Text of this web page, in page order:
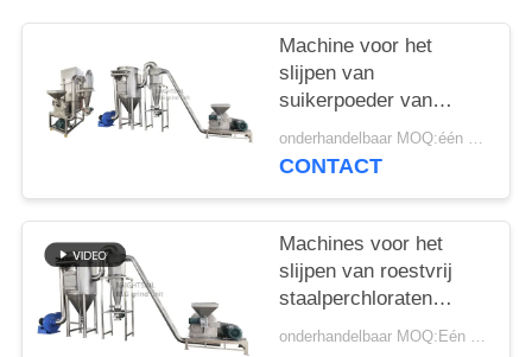
Machine voor het
slijpen van
suikerpoeder van
roestvrij staal
onderhandelbaar MOQ:één set
CONTACT
Machines voor het
slijpen van roestvrij
staalperchloraten
Machines voor het
onderhandelbaar MOQ:Eén set